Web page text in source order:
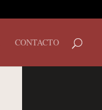
CONTACTO